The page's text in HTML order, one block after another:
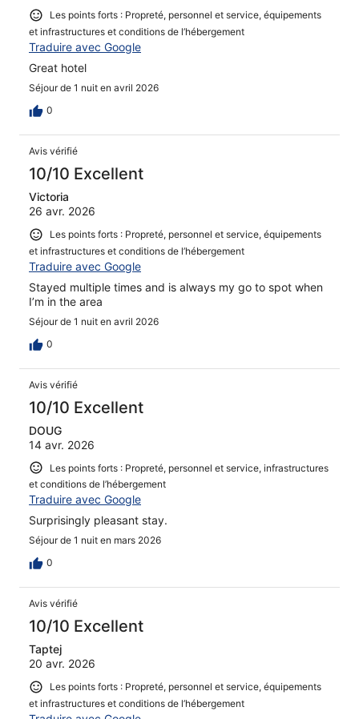
Les points forts : Propreté, personnel et service, équipements
et infrastructures et conditions de l’hébergement
Traduire avec Google
Great hotel
Séjour de 1 nuit en avril 2026
0
Avis vérifié
10/10 Excellent
Victoria
26 avr. 2026
Les points forts : Propreté, personnel et service, équipements
et infrastructures et conditions de l’hébergement
Traduire avec Google
Stayed multiple times and is always my go to spot when
I’m in the area
Séjour de 1 nuit en avril 2026
0
Avis vérifié
10/10 Excellent
DOUG
14 avr. 2026
Les points forts : Propreté, personnel et service, infrastructures
et conditions de l’hébergement
Traduire avec Google
Surprisingly pleasant stay.
Séjour de 1 nuit en mars 2026
0
Avis vérifié
10/10 Excellent
Taptej
20 avr. 2026
Les points forts : Propreté, personnel et service, équipements
et infrastructures et conditions de l’hébergement